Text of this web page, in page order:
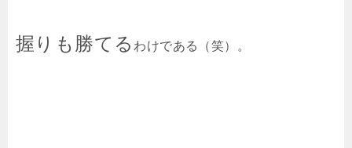
握りも勝てるわけである（笑）。